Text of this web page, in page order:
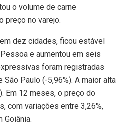
o volume de carne
preço no varejo.
dez cidades, ficou estável
e aumentou em seis
foram registradas
Paulo (-5,96%). A maior alta
Em 12 meses, o preço do
com variações entre 3,26%,
Goiânia.